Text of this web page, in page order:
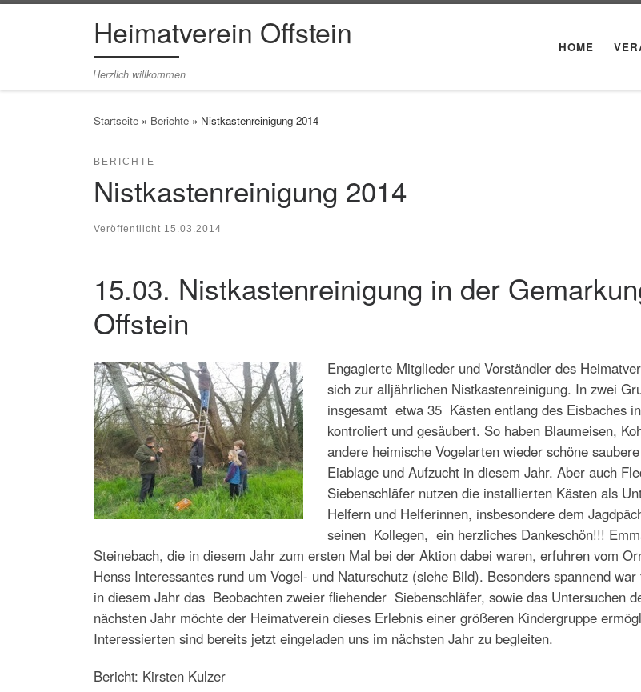
Zum Inhalt springenHeimatverein Offstein
Herzlich willkommen
HOME
Startseite » Berichte » Nistkastenreinigung 2014
BERICHTE
Nistkastenreinigung 2014
Veröffentlicht 15.03.2014
15.03. Nistkastenreinigung in der
Offstein
Engagierte Mitglieder und Vorständler des
sich zur alljährlichen Nistkastenreinigung. In zwei
insgesamt etwa 35 Kästen entlang des Eisbaches
kontroliert und gesäubert. So haben Blaumeisen,
andere heimische Vogelarten wieder schöne
Eiablage und Aufzucht in diesem Jahr. Aber auch
Siebenschläfer nutzen die installierten Kästen als
Helfern und Helferinnen, insbesondere dem
seinen Kollegen, ein herzliches Dankeschön!!!
Steinebach, die in diesem Jahr zum ersten Mal bei der Aktion dabei waren, erfuhren vom
Henss Interessantes rund um Vogel- und Naturschutz (siehe Bild). Besonders spannend
in diesem Jahr das Beobachten zweier fliehender Siebenschläfer, sowie das Untersuchen
nächsten Jahr möchte der Heimatverein dieses Erlebnis einer größeren Kindergruppe
Interessierten sind bereits jetzt eingeladen uns im nächsten Jahr zu begleiten.
Bericht: Kirsten Kulzer